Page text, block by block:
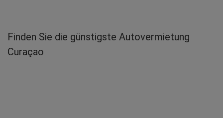
Finden Sie die günstigste Autovermietung
Curaçao